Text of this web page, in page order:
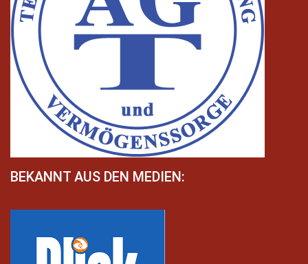
BEKANNT AUS DEN MEDIEN: